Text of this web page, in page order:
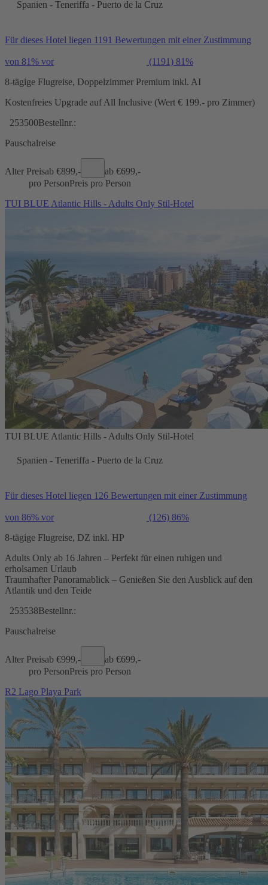
Spanien - Teneriffa - Puerto de la Cruz
Für dieses Hotel liegen 1191 Bewertungen mit einer Zustimmung
von 81% vor (1191) 81%
8-tägige Flugreise, Doppelzimmer Premium inkl. AI
Kostenfreies Upgrade auf All Inclusive (Wert € 199.- pro Zimmer)
253500Bestellnr.:
Pauschalreise
Alter Preisab €899,- ab €699,-
pro PersonPreis pro Person
TUI BLUE Atlantic Hills - Adults Only Stil-Hotel
TUI BLUE Atlantic Hills - Adults Only Stil-Hotel
Spanien - Teneriffa - Puerto de la Cruz
Für dieses Hotel liegen 126 Bewertungen mit einer Zustimmung
von 86% vor (126) 86%
8-tägige Flugreise, DZ inkl. HP
Adults Only ab 16 Jahren – Perfekt für einen ruhigen und
erholsamen Urlaub
Traumhafter Panoramablick – Genießen Sie den Ausblick auf den
Atlantik und den Teide
253538Bestellnr.:
Pauschalreise
Alter Preisab €999,- ab €699,-
pro PersonPreis pro Person
R2 Lago Playa Park